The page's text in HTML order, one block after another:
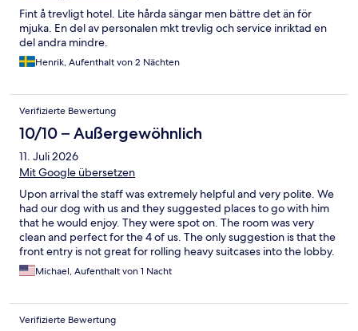
Fint å trevligt hotel. Lite hårda sängar men bättre det än för
mjuka. En del av personalen mkt trevlig och service inriktad en
del andra mindre.
Henrik, Aufenthalt von 2 Nächten
Verifizierte Bewertung
10/10 – Außergewöhnlich
11. Juli 2026
Mit Google übersetzen
Upon arrival the staff was extremely helpful and very polite. We
had our dog with us and they suggested places to go with him
that he would enjoy. They were spot on. The room was very
clean and perfect for the 4 of us. The only suggestion is that the
front entry is not great for rolling heavy suitcases into the lobby.
There is a combination of half ramp half stairs that requires
carrying your luggage. This is an easy thing to resolve and is
would definitely recommend this hotel to anyone wishing to
stay in the area.
Michael, Aufenthalt von 1 Nacht
Verifizierte Bewertung